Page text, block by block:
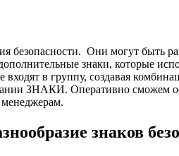
безопасности. Они могут быть
знаки, которые
входят в группу, создавая
ЗНАКИ. Оперативно сможем
менеджерам.
знаков